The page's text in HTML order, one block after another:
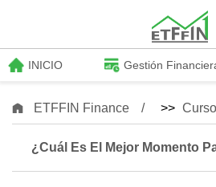
INICIO Gestión
ETFFIN Finance >>
¿Cuál Es El Mejor Momento